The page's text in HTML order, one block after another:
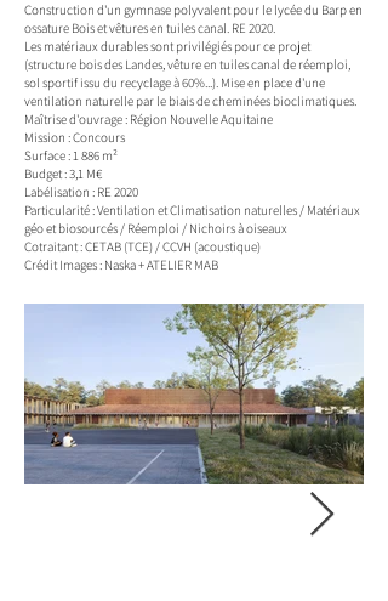
Construction d'un gymnase polyvalent pour le lycée du Barp en
ossature Bois et vêtures en tuiles canal. RE 2020.
Les matériaux durables sont privilégiés pour ce projet
(structure bois des Landes, vêture en tuiles canal de réemploi,
sol sportif issu du recyclage à 60%...). Mise en place d'une
ventilation naturelle par le biais de cheminées bioclimatiques.
Maîtrise d'ouvrage : Région Nouvelle Aquitaine
Mission : Concours
Surface : 1 886 m²
Budget : 3,1 M€
Labélisation : RE 2020
Particularité : Ventilation et Climatisation naturelles / Matériaux
géo et biosourcés / Réemploi / Nichoirs à oiseaux
Cotraitant : CETAB (TCE) / CCVH (acoustique)
Crédit Images : Naska + ATELIER MAB